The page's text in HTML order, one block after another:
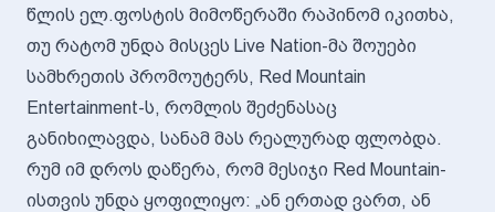
წლის ელ.ფოსტის მიმოწერაში რაპინომ იკითხა,
თუ რატომ უნდა მისცეს Live Nation-მა შოუები
სამხრეთის პრომოუტერს, Red Mountain
Entertainment-ს, რომლის შეძენასაც
განიხილავდა, სანამ მას რეალურად ფლობდა.
რუმ იმ დროს დაწერა, რომ მესიჯი Red Mountain-
ისთვის უნდა ყოფილიყო: „ან ერთად ვართ, ან